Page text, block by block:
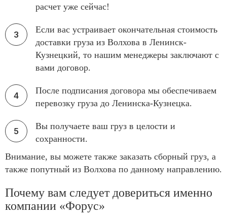
расчет уже сейчас!
Если вас устраивает окончательная стоимость
доставки груза из Волхова в Ленинск-
Кузнецкий, то нашим менеджеры заключают с
вами договор.
После подписания договора мы обеспечиваем
перевозку груза до Ленинска-Кузнецка.
Вы получаете ваш груз в целости и
сохранности.
Внимание, вы можете также заказать сборный груз, а
также попутный из Волхова по данному направлению.
Почему вам следует довериться именно
компании «Форус»